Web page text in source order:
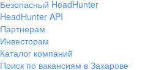
Безопасный HeadHunter
HeadHunter API
Партнерам
Инвесторам
Каталог компаний
Поиск по вакансиям в Захарове